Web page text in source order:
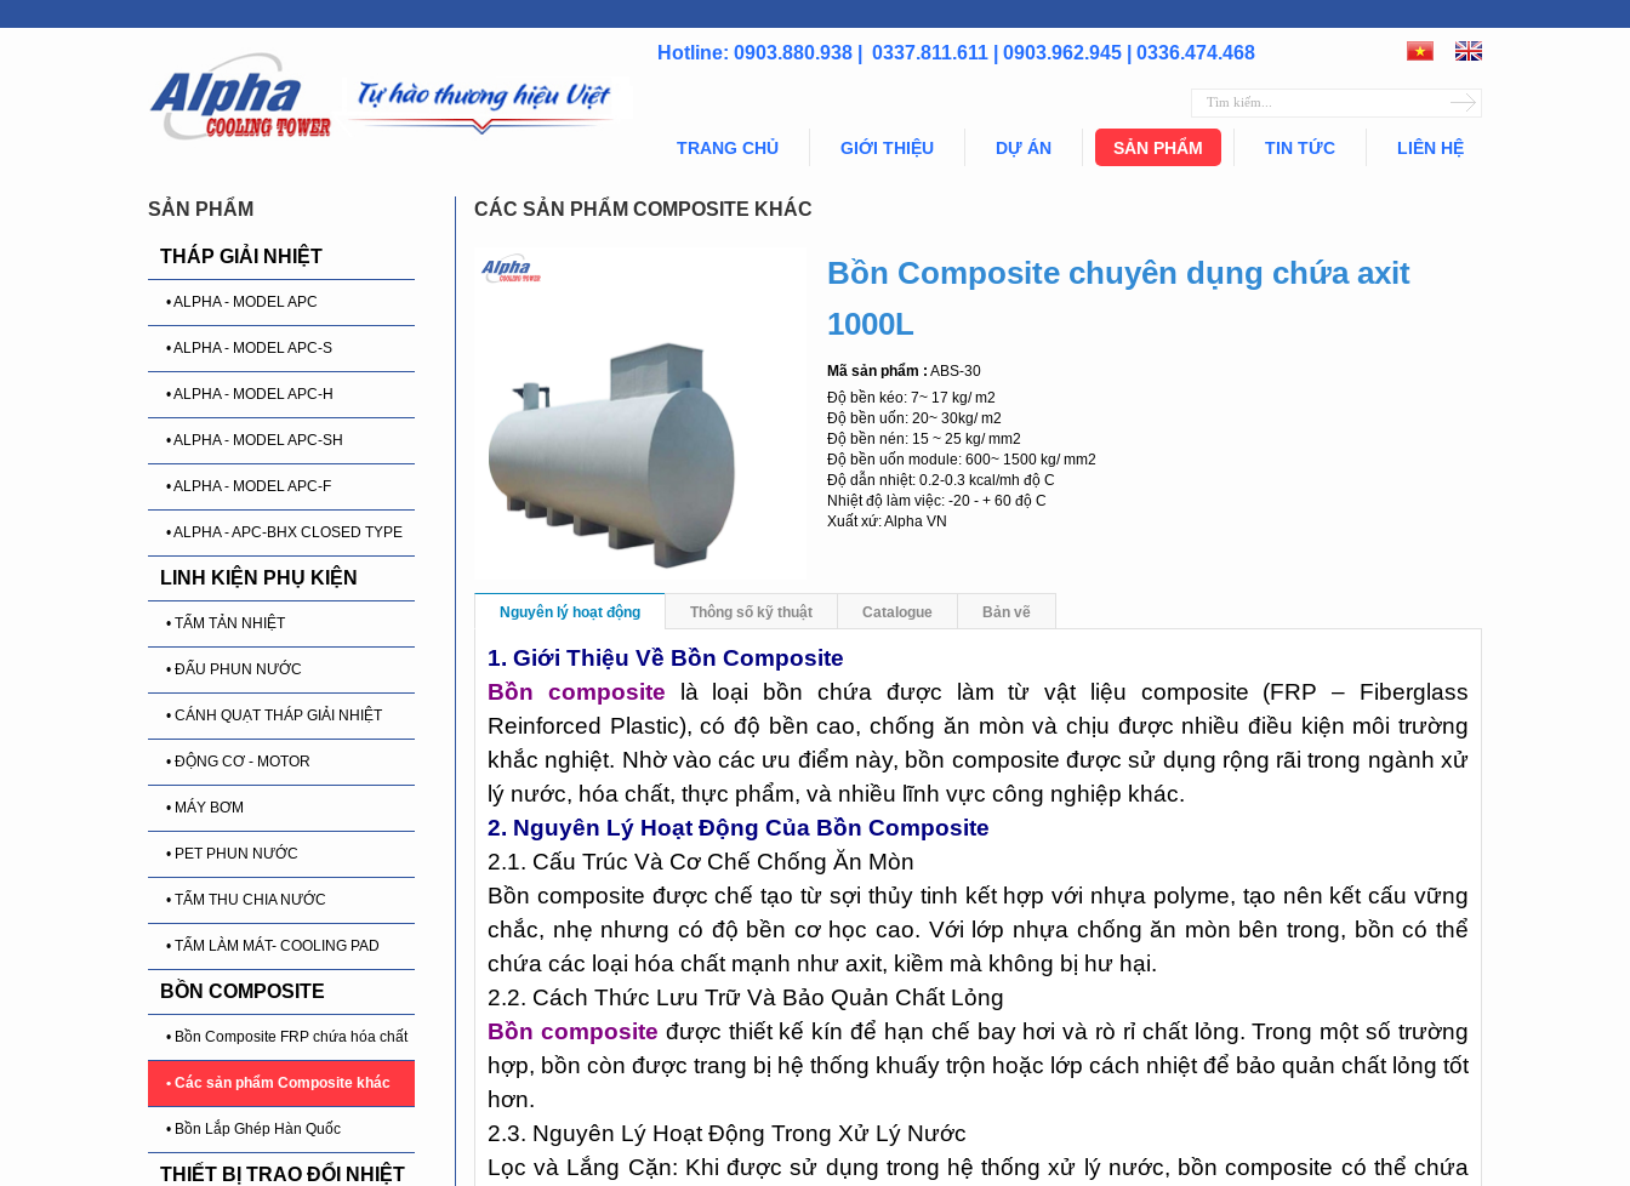
Hotline: 0903.880.938 | 0337.811.611 | 0903.962.945 | 0336.474.468
TRANG CHỦ GIỚI THIỆU DỰ ÁN SẢN PHẨM TIN TỨC LIÊN HỆ
CÁC SẢN PHẨM COMPOSITE KHÁC
Bồn Composite chuyên dụng chứa axit
1000L
Mã sản phẩm : ABS-30
Độ bền kéo: 7~ 17 kg/ m2
Độ bền uốn: 20~ 30kg/ m2
Độ bền nén: 15 ~ 25 kg/ mm2
Độ bền uốn module: 600~ 1500 kg/ mm2
Độ dẫn nhiệt: 0.2-0.3 kcal/mh độ C
Nhiệt độ làm việc: -20 - + 60 độ C
Xuất xứ: Alpha VN
Nguyên lý hoạt động Thông số kỹ thuật Catalogue Bản vẽ
1. Giới Thiệu Về Bồn Composite
Bồn composite là loại bồn chứa được làm từ vật liệu composite (FRP – Fiberglass
Reinforced Plastic), có độ bền cao, chống ăn mòn và chịu được nhiều điều kiện môi trường
khắc nghiệt. Nhờ vào các ưu điểm này, bồn composite được sử dụng rộng rãi trong ngành xử
lý nước, hóa chất, thực phẩm, và nhiều lĩnh vực công nghiệp khác.
2. Nguyên Lý Hoạt Động Của Bồn Composite
2.1. Cấu Trúc Và Cơ Chế Chống Ăn Mòn
Bồn composite được chế tạo từ sợi thủy tinh kết hợp với nhựa polyme, tạo nên kết cấu vững
chắc, nhẹ nhưng có độ bền cơ học cao. Với lớp nhựa chống ăn mòn bên trong, bồn có thể
chứa các loại hóa chất mạnh như axit, kiềm mà không bị hư hại.
2.2. Cách Thức Lưu Trữ Và Bảo Quản Chất Lỏng
Bồn composite được thiết kế kín để hạn chế bay hơi và rò rỉ chất lỏng. Trong một số trường
hợp, bồn còn được trang bị hệ thống khuấy trộn hoặc lớp cách nhiệt để bảo quản chất lỏng tốt
hơn.
2.3. Nguyên Lý Hoạt Động Trong Xử Lý Nước
Lọc và Lắng Cặn: Khi được sử dụng trong hệ thống xử lý nước, bồn composite có thể chứa
SẢN PHẨM
THÁP GIẢI NHIỆT
• ALPHA - MODEL APC
• ALPHA - MODEL APC-S
• ALPHA - MODEL APC-H
• ALPHA - MODEL APC-SH
• ALPHA - MODEL APC-F
• ALPHA - APC-BHX CLOSED TYPE
LINH KIỆN PHỤ KIỆN
• TẤM TẢN NHIỆT
• ĐẤU PHUN NƯỚC
• CÁNH QUẠT THÁP GIẢI NHIỆT
• ĐỘNG CƠ - MOTOR
• MÁY BƠM
• PET PHUN NƯỚC
• TẤM THU CHIA NƯỚC
• TẤM LÀM MÁT- COOLING PAD
BỒN COMPOSITE
• Bồn Composite FRP chứa hóa chất
• Các sản phẩm Composite khác
• Bồn Lắp Ghép Hàn Quốc
THIẾT BỊ TRAO ĐỔI NHIỆT